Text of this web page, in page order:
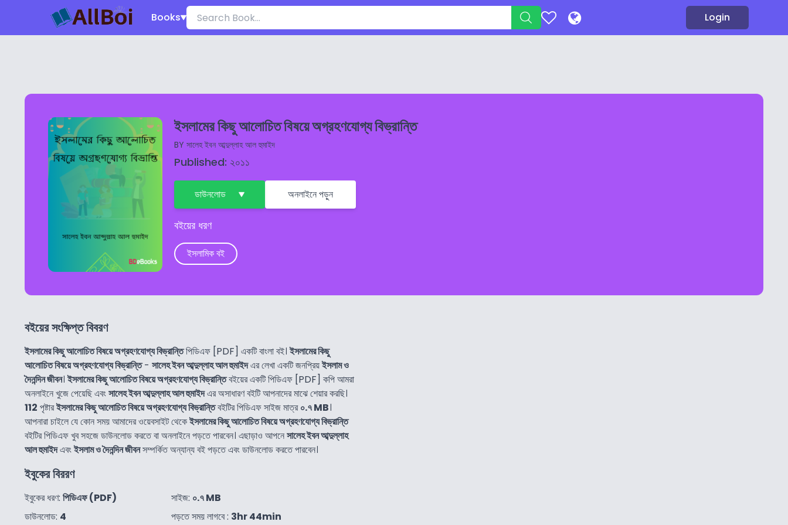
Books Login
ইসলামের কিছু আলোচিত বিষয়ে অগ্রহণযোগ্য বিভ্রান্তি
BY সালেহ ইবন আব্দুল্লাহ আল হুমাইদ
Published: ২০১১
ডাউনলোড অনলাইনে পড়ুন
বইয়ের ধরণ
ইসলামিক বই
বইয়ের সংক্ষিপ্ত বিবরণ
ইসলামের কিছু আলোচিত বিষয়ে অগ্রহণযোগ্য বিভ্রান্তিপিডিএফ [PDF] একটি বাংলা বই। ইসলামের কিছু
আলোচিত বিষয়ে অগ্রহণযোগ্য বিভ্রান্তি- সালেহ ইবন আব্দুল্লাহ আল হুমাইদএর লেখা একটি জনপ্রিয়ইসলাম ও
দৈনন্দিন জীবন। ইসলামের কিছু আলোচিত বিষয়ে অগ্রহণযোগ্য বিভ্রান্তিবইয়ের একটি পিডিএফ [PDF] কপি আমরা
অনলাইনে খুজে পেয়েছি এবংসালেহ ইবন আব্দুল্লাহ আল হুমাইদএর অসাধারণ বইটি আপনাদের মাঝে শেয়ার করছি।
112 পৃষ্টারইসলামের কিছু আলোচিত বিষয়ে অগ্রহণযোগ্য বিভ্রান্তিবইটির পিডিএফ সাইজ মাত্র০.৭ MB।
আপনারা চাইলে যে কোন সময় আমাদের ওয়েবসাইট থেকেইসলামের কিছু আলোচিত বিষয়ে অগ্রহণযোগ্য বিভ্রান্তি
বইটির পিডিএফ খুব সহজে ডাউনলোড করতে বা অনলাইনে পড়তে পারবেন। এছাড়াও আপনেসালেহ ইবন আব্দুল্লাহ
আল হুমাইদএবংইসলাম ও দৈনন্দিন জীবনসম্পর্কিত অন্যান্য বই পড়তে এবং ডাউনলোড করতে পারবেন।
ইবুকের বিররণ
ইবুকের ধরণ: পিডিএফ (PDF)
ডাউনলোড: 4
সাইজ: ০.৭ MB
পড়তে সময় লাগবে : 3hr 44min